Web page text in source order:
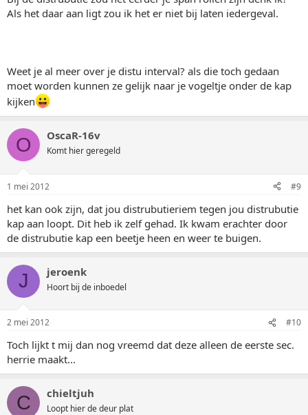
Als het daar aan ligt zou ik het er niet bij laten iedergeval.
Weet je al meer over je distu interval? als die toch gedaan
moet worden kunnen ze gelijk naar je vogeltje onder de kap
kijken
O OscaR-16v
Komt hier geregeld
1 mei 2012 #9
het kan ook zijn, dat jou distrubutieriem tegen jou distrubutie
kap aan loopt. Dit heb ik zelf gehad. Ik kwam erachter door
de distrubutie kap een beetje heen en weer te buigen.
J jeroenk
Hoort bij de inboedel
2 mei 2012 #10
Toch lijkt t mij dan nog vreemd dat deze alleen de eerste sec.
herrie maakt...
C chieltjuh
Loopt hier de deur plat